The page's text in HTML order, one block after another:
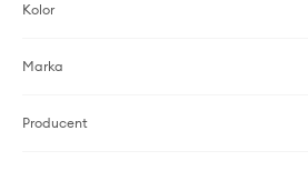
Kolor
Marka
Producent